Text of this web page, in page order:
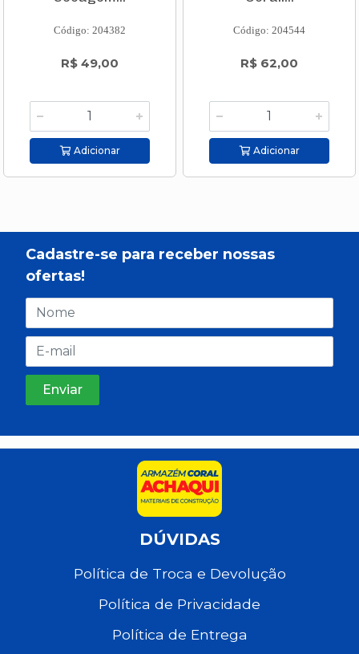
Código: 204382
R$ 49,00
Adicionar
Código: 204544
R$ 62,00
Adicionar
Cadastre-se para receber nossas
ofertas!
DÚVIDAS
Política de Troca e Devolução
Política de Privacidade
Política de Entrega